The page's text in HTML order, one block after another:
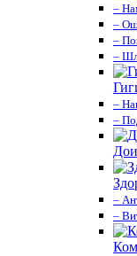
–
–
–
–
–
–
–
–